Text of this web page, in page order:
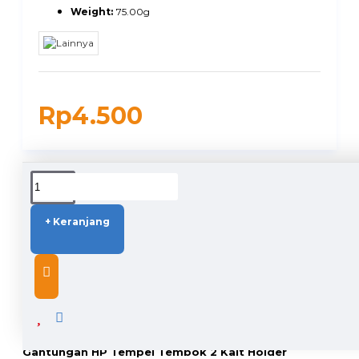
Rp4.500
Weight: 75.00g
+ Keranjang
DUKUNGAN PENGIRIMAN
DESCRIPTION
Gantungan HP Tempel Tembok 2 Kait Holder